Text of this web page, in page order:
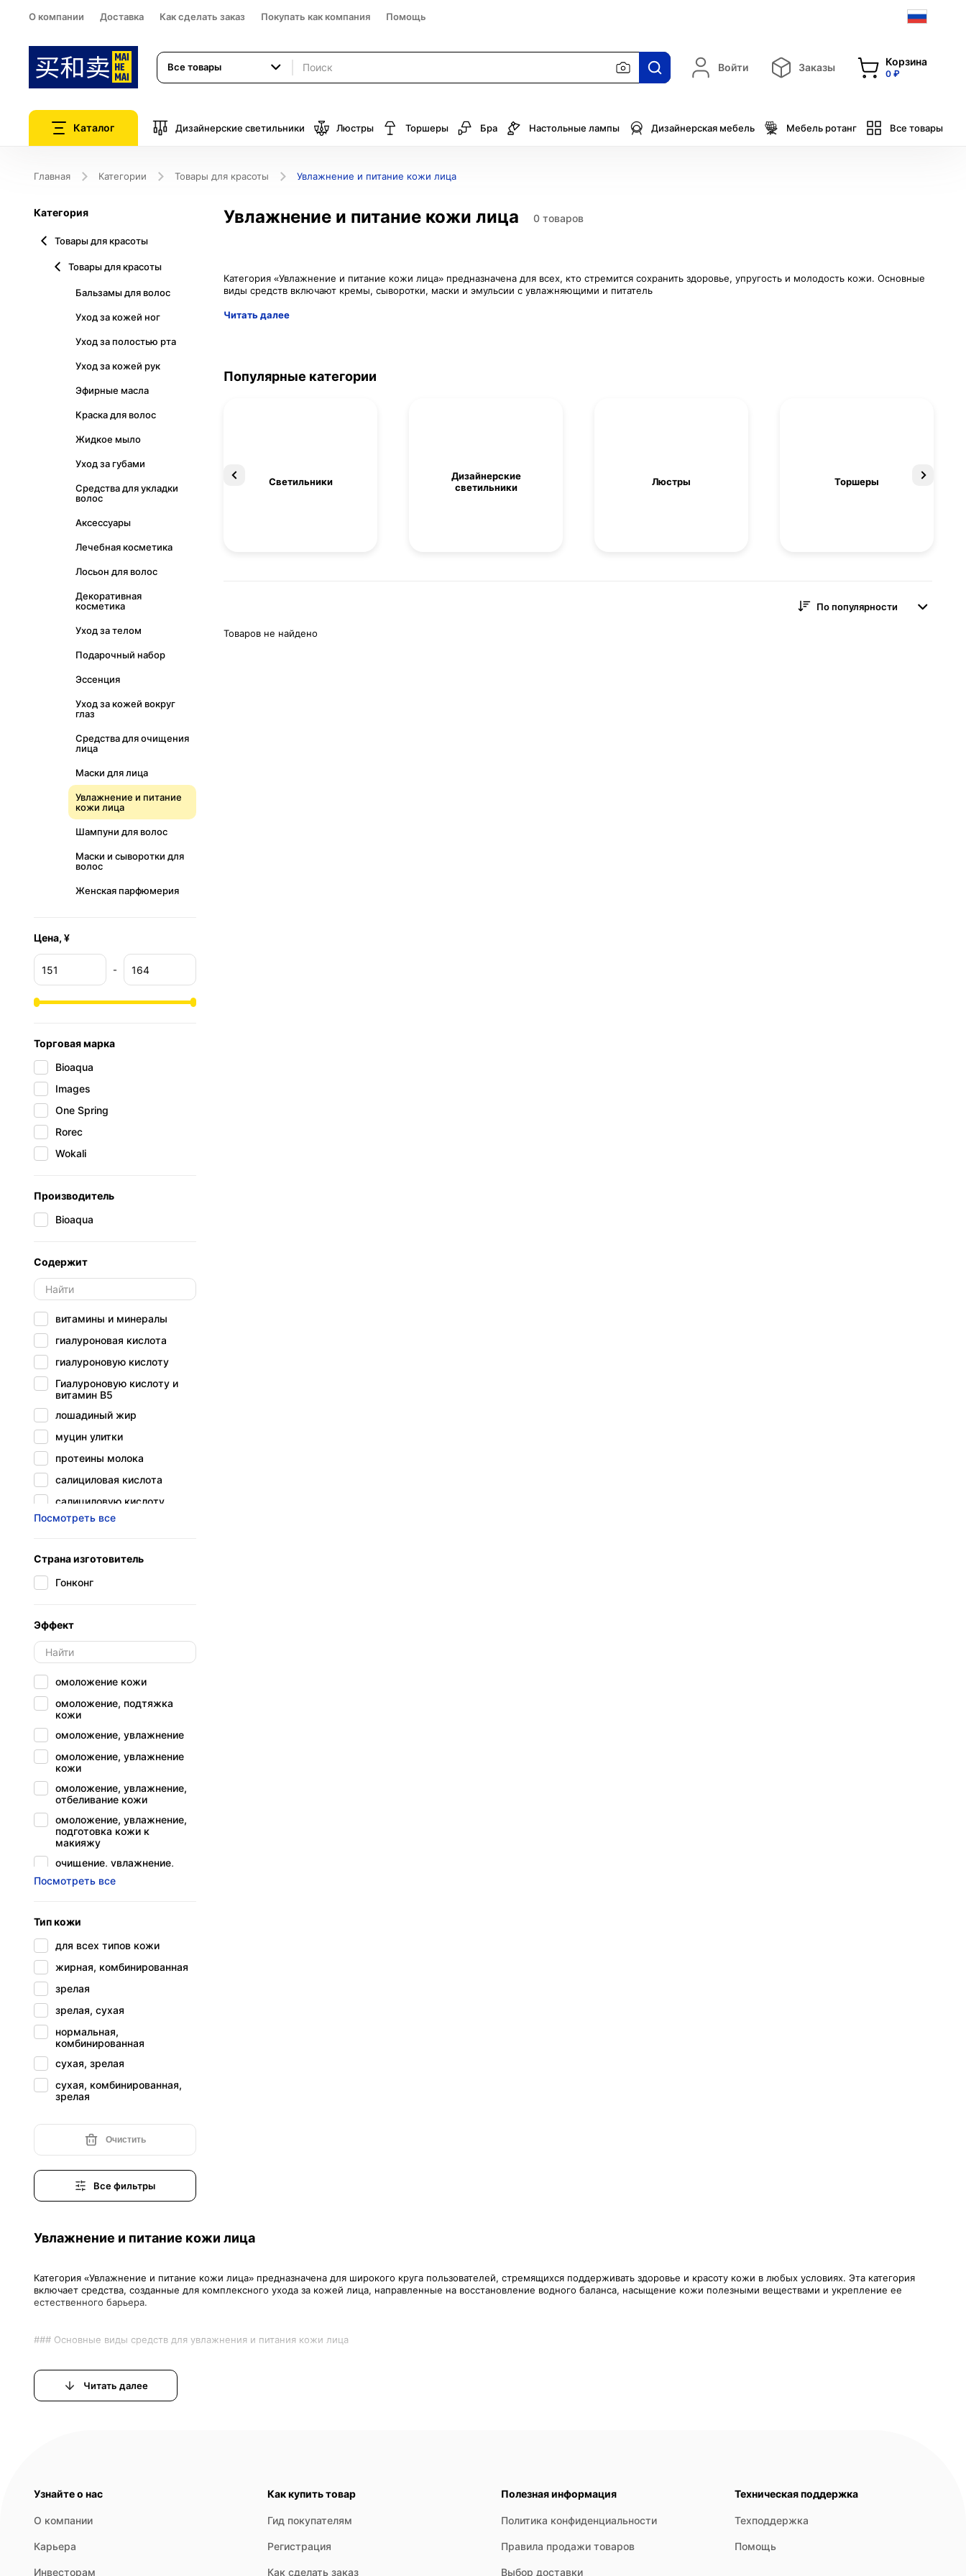
О компании Доставка Как сделать заказ Покупать как компания Помощь
Все товары Войти Заказы Корзина
0 ₽
Каталог Дизайнерские светильники Люстры Торшеры Бра Настольные лампы Дизайнерская мебель Мебель ротанг Все товары
Главная Категории Товары для красоты Увлажнение и питание кожи лица
Категория
Товары для красоты
Товары для красоты
Бальзамы для волос
Уход за кожей ног
Уход за полостью рта
Уход за кожей рук
Эфирные масла
Краска для волос
Жидкое мыло
Уход за губами
Средства для укладки
волос
Аксессуары
Лечебная косметика
Лосьон для волос
Декоративная
косметика
Уход за телом
Подарочный набор
Эссенция
Уход за кожей вокруг
глаз
Средства для очищения
лица
Маски для лица
Увлажнение и питание
кожи лица
Шампуни для волос
Маски и сыворотки для
волос
Женская парфюмерия
Цена, ¥
-
Торговая марка
Bioaqua
Images
One Spring
Rorec
Wokali
Производитель
Bioaqua
Содержит
витамины и минералы
гиалуроновая кислота
гиалуроновую кислоту
Гиалуроновую кислоту и
витамин В5
лошадиный жир
муцин улитки
протеины молока
салициловая кислота
салициловую кислоту
Фильтрат Секреции Улитки
экстракт алоэ вера
экстракт красного граната
экстракт османтуса
экстракт черники
Посмотреть все
Страна изготовитель
Гонконг
Эффект
омоложение кожи
омоложение, подтяжка
кожи
омоложение, увлажнение
омоложение, увлажнение
кожи
омоложение, увлажнение,
отбеливание кожи
омоложение, увлажнение,
подготовка кожи к
макияжу
очищение, увлажнение,
питание и увлажнение
увлажнение
увлажнение и омоложение
кожи лица
увлажнение и питание
кожи лица
увлажнение кожи,
выравнивание тона лица
увлажнение, отбеливание,
омоложение
Улучшить тусклость
темнота и уберет пятна
Посмотреть все
Тип кожи
для всех типов кожи
жирная, комбинированная
зрелая
зрелая, сухая
нормальная,
комбинированная
сухая, зрелая
сухая, комбинированная,
зрелая
Очистить
Все фильтры
Увлажнение и питание кожи лица 0 товаров
Категория «Увлажнение и питание кожи лица» предназначена для всех, кто стремится сохранить здоровье, упругость и молодость кожи. Основные
Читать далее
Популярные категории
Светильники
Дизайнерские
светильники
Люстры Торшеры
По популярности
Товаров не найдено
Увлажнение и питание кожи лица
Категория «Увлажнение и питание кожи лица» предназначена для широкого круга пользователей, стремящихся поддерживать здоровье и красоту кожи в любых условиях. Эта категория
включает средства, созданные для комплексного ухода за кожей лица, направленные на восстановление водного баланса, насыщение кожи полезными веществами и укрепление ее
1. **Увлажняющие кремы и лосьоны** – это базовые продукты, которые помогают удерживать влагу в верхних слоях эпидермиса, защищают от сухости и шелушений. Они могут содержать
4. **Термальная вода и увлажняющие спреи** – легкие средства для быстрой регидратации кожи в течение дня, особенно важны при воздействии сухого воздуха и климатических
Читать далее
Узнайте о нас
О компании
Карьера
Инвесторам
Как купить товар
Гид покупателям
Регистрация
Как сделать заказ
Полезная информация
Политика конфиденциальности
Правила продажи товаров
Выбор доставки
Техническая поддержка
Техподдержка
Помощь